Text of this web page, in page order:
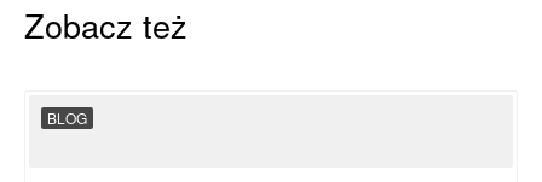
Zobacz też
BLOG